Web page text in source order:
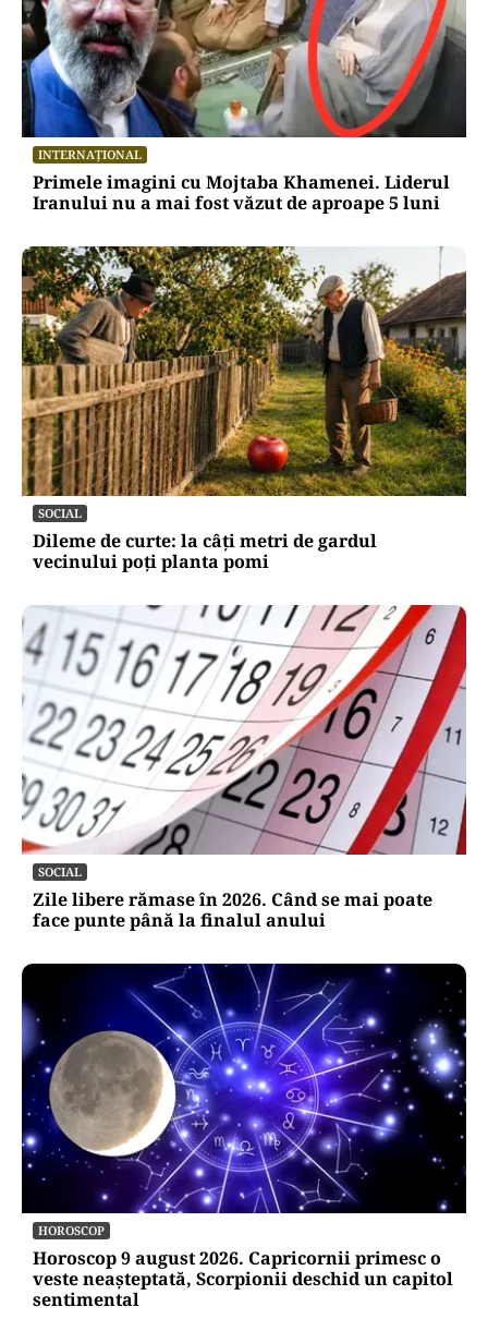
INTERNAȚIONAL
Primele imagini cu Mojtaba Khamenei. Liderul
Iranului nu a mai fost văzut de aproape 5 luni
SOCIAL
Dileme de curte: la câți metri de gardul
vecinului poți planta pomi
SOCIAL
Zile libere rămase în 2026. Când se mai poate
face punte până la finalul anului
HOROSCOP
Horoscop 9 august 2026. Capricornii primesc o
veste neașteptată, Scorpionii deschid un capitol
sentimental